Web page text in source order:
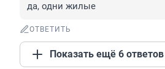
да, одни жилые
ОТВЕТИТЬ
Показать ещё 6 ответов